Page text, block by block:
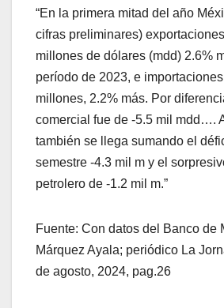
“En la primera mitad del año
cifras preliminares)
millones de dólares (mdd) 2.6%
período de 2023, e importaciones
millones, 2.2% más. Por
comercial fue de -5.5 mil mdd….
también se llega sumando el
semestre -4.3 mil m y el
petrolero de -1.2 mil m.”
Fuente: Con datos del Banco de
Márquez Ayala; periódico La
de agosto, 2024, pag.26